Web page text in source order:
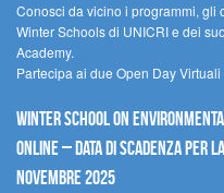
Conosci da vicino i programmi, gli
Winter Schools di UNICRI e dei
Academy.
Partecipa ai due Open Day
Winter School on
Online – Data di scadenza per
novembre 2025